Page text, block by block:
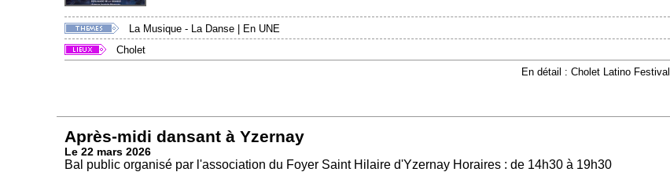
La Musique - La Danse | En UNE
Cholet
En détail : Cholet Latino Festival
Après-midi dansant à Yzernay
Le 22 mars 2026
Bal public organisé par l'association du Foyer Saint Hilaire d'Yzernay Horaires : de 14h30 à 19h30